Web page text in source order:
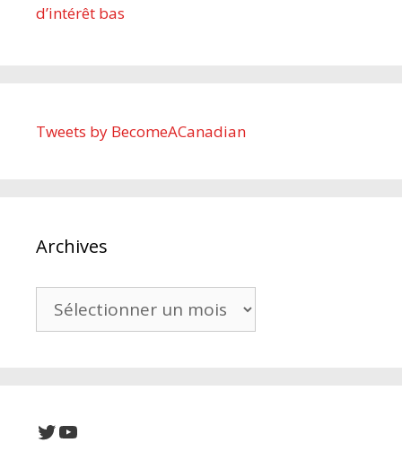
d’intérêt bas
Tweets by BecomeACanadian
Archives
Archives
Twitter
YouTube